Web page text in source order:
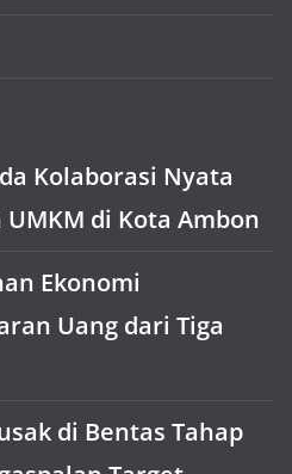
Kolaborasi Nyata
di Kota Ambon
Ekonomi
Uang dari Tiga
di Bentas Tahap